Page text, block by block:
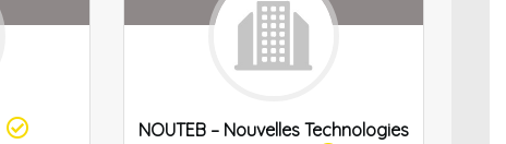
NOUTEB – Nouvelles Technologies